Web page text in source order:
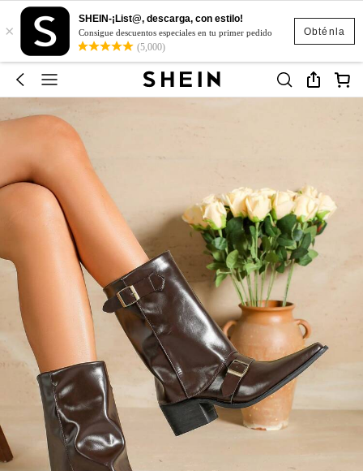
Obténla
×
SHEIN-¡List@, descarga, con estilo!
Consigue descuentos especiales en tu primer pedido
(5,000)